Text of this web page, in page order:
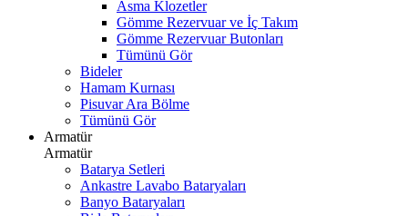
Asma Klozetler
Gömme Rezervuar ve İç Takım
Gömme Rezervuar Butonları
Tümünü Gör
Bideler
Hamam Kurnası
Pisuvar Ara Bölme
Tümünü Gör
Armatür
Armatür
Batarya Setleri
Ankastre Lavabo Bataryaları
Banyo Bataryaları